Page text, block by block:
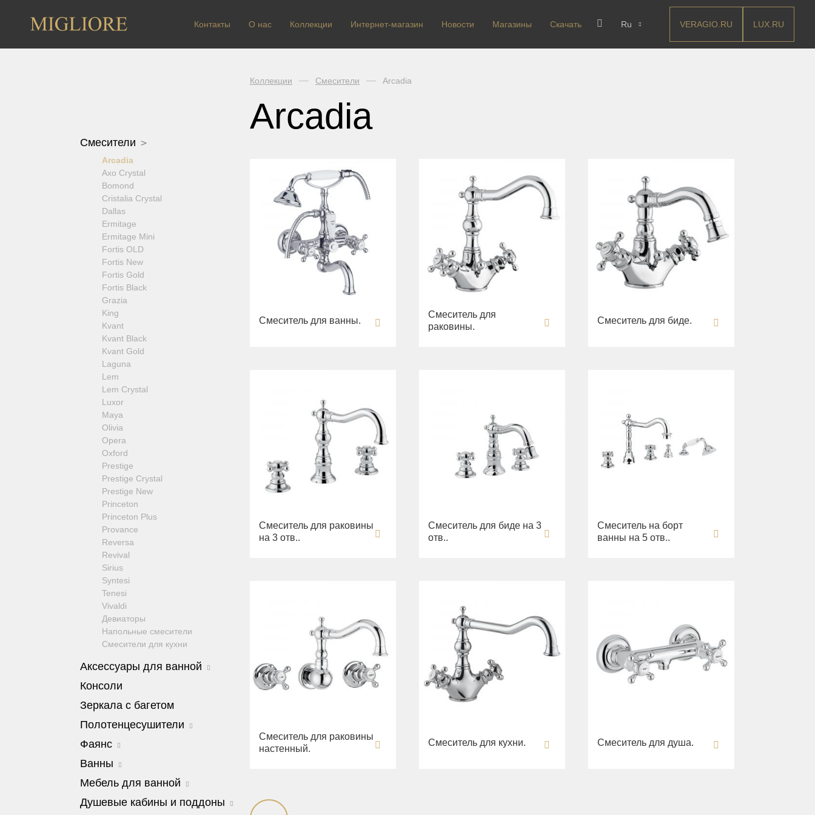
Контакты О нас Коллекции Интернет-магазин Новости Магазины Скачать Ru VERAGIO.RU LUX.RU
Смесители
Arcadia
Axo Crystal
Bomond
Cristalia Crystal
Dallas
Ermitage
Ermitage Mini
Fortis OLD
Fortis New
Fortis Gold
Fortis Black
Grazia
King
Kvant
Kvant Black
Kvant Gold
Laguna
Lem
Lem Crystal
Luxor
Maya
Olivia
Opera
Oxford
Prestige
Prestige Crystal
Prestige New
Princeton
Princeton Plus
Provance
Reversa
Revival
Sirius
Syntesi
Tenesi
Vivaldi
Девиаторы
Напольные смесители
Смесители для кухни
Аксессуары для ванной
Amerida
Cristalia
Dubai
Elisabetta
Fortis
Kvant
Luxor
Консоли
Зеркала с багетом
Полотенцесушители
Edera
Edward
Cleopatra
Фаянс
Charme
Биде
Сиденья
Ванны
Milady
Olivia
Мебель для ванной
Barocco
Душевые кабины и поддоны
Коллекции Смесители Arcadia
Arcadia
Смеситель для ванны.
Смеситель для
раковины.
Смеситель для биде.
Смеситель для раковины
на 3 отв..
Смеситель для биде на 3
отв..
Смеситель на борт
ванны на 5 отв..
Смеситель для раковины
настенный.
Смеситель для кухни. Смеситель для душа.